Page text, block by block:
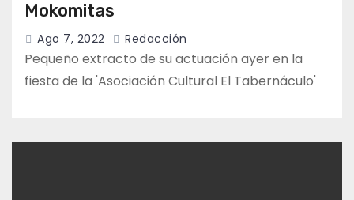
Mokomitas
Ago 7, 2022 Redacción
Pequeño extracto de su actuación ayer en la
fiesta de la 'Asociación Cultural El Tabernáculo'